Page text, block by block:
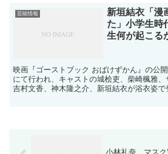
芸能情報
新垣結衣「漫
た」小学生時
生何が起こる
映画『ゴーストブック おばけずかん』の公
にて行われ、キャストの城桧吏、柴崎楓雅、
吉村文香、神木隆之介、新垣結衣が浴衣姿で
小林礼奈、マス